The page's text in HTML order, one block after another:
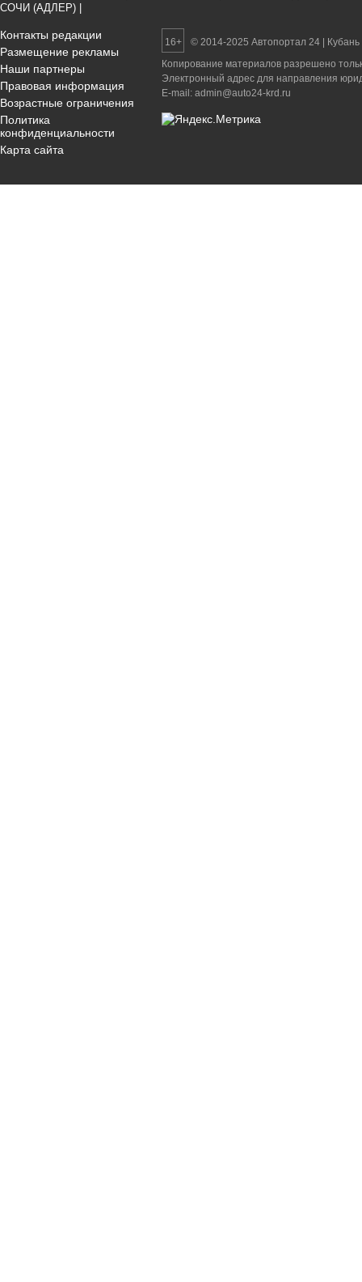
СОЧИ (АДЛЕР) |
Контакты редакции
Размещение рекламы
Наши партнеры
Правовая информация
Возрастные ограничения
Политика
конфиденциальности
Карта сайта
16+
© 2014-2025 Автопортал 24 | Кубань
Копирование материалов разрешено
Электронный адрес для направления
E-mail: admin@auto24-krd.ru